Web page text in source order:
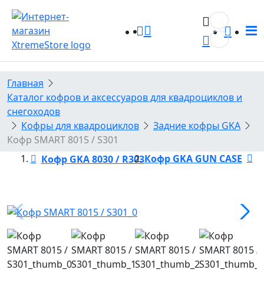
Главная
Каталог кофров и аксессуаров для квадроциклов и
снегоходов
Кофры для квадроциклов
Задние кофры GKA
Кофр SMART 8015 / S301
Кофр GKA 8030 / R303Кофр GKA GUN CASE